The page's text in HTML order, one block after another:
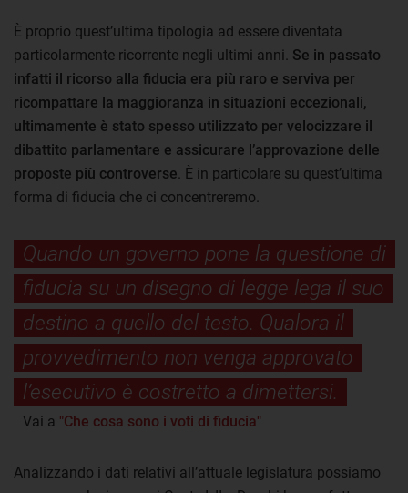
È proprio quest’ultima tipologia ad essere diventata
particolarmente ricorrente negli ultimi anni. Se in passato
infatti il ricorso alla fiducia era più raro e serviva per
ricompattare la maggioranza in situazioni eccezionali,
ultimamente è stato spesso utilizzato per velocizzare il
dibattito parlamentare e assicurare l’approvazione delle
proposte più controverse . È in particolare su quest’ultima
forma di fiducia che ci concentreremo.
Quando un governo pone la questione di
fiducia su un disegno di legge lega il suo
destino a quello del testo. Qualora il
provvedimento non venga approvato
l’esecutivo è costretto a dimettersi.
Vai a "Che cosa sono i voti di fiducia"
Analizzando i dati relativi all’attuale legislatura possiamo